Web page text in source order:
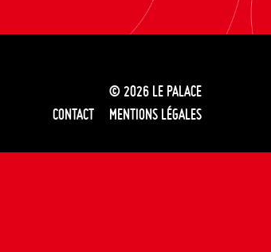
© 2026 LE PALACE
CONTACT
MENTIONS LÉGALES